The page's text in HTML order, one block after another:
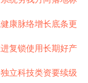
康脉络增长底条更
复锁使用长期好产
立科技类资要续级